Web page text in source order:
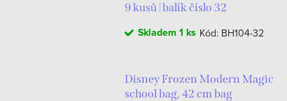
9 kusů | balík číslo 32
Skladem 1 ks Kód: BH104-32
Disney Frozen Modern Magic
school bag, 42 cm bag